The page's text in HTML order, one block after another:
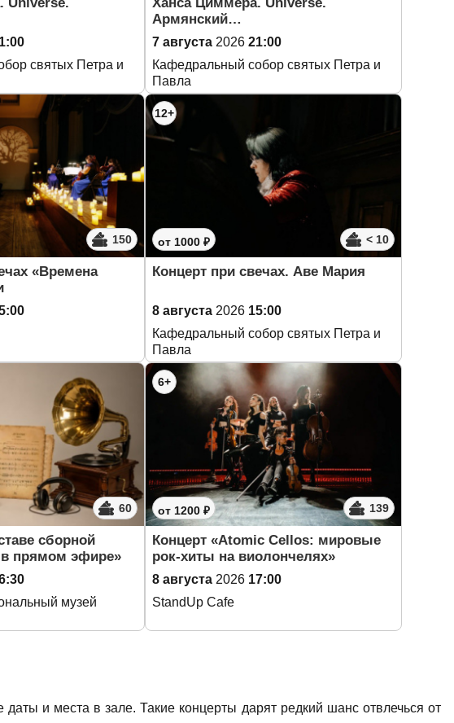
святых Петра и
Армянский…
7 августа 2026 21:00
Кафедральный собор святых Петра и
Павла
150
«Времена
12+
от 1000 ₽ < 10
Концерт при свечах. Аве Мария
8 августа 2026 15:00
Кафедральный собор святых Петра и
Павла
60
сборной
прямом эфире»
музей
6+
от 1200 ₽ 139
Концерт «Atomic Cellos: мировые
рок-хиты на виолончелях»
8 августа 2026 17:00
StandUp Cafe
и места в зале. Такие концерты дарят редкий шанс отвлечься от